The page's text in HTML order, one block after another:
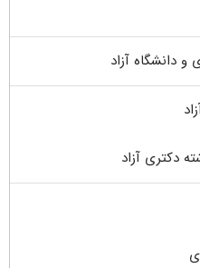
دانشگاه آزاد
دکتری آزاد